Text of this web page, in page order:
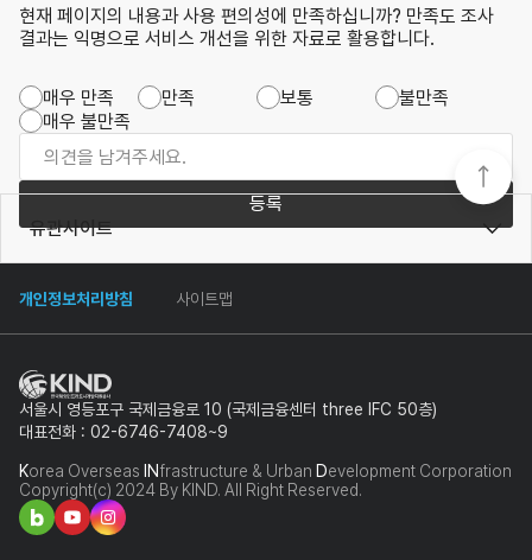
현재 페이지의 내용과 사용 편의성에 만족하십니까? 만족도 조사
결과는 익명으로 서비스 개선을 위한 자료로 활용합니다.
매우 만족 만족 보통
불만족
매우 불만족
등록
개인정보처리방침 사이트맵
유관사이트
서울시 영등포구 국제금융로 10 (국제금융센터 three IFC 50층)
대표전화 : 02-6746-7408~9
Korea Overseas INfrastructure & Urban Development Corporation
Copyright(c) 2024 By KIND. All Right Reserved.